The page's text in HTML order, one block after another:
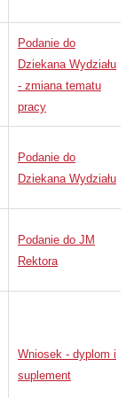
Podanie do
Dziekana Wydziału
- zmiana tematu
pracy
Podanie do
Dziekana Wydziału
Podanie do JM
Rektora
Wniosek - dyplom i
suplement